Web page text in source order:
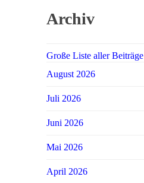
Archiv
Große Liste aller Beiträge
August 2026
Juli 2026
Juni 2026
Mai 2026
April 2026